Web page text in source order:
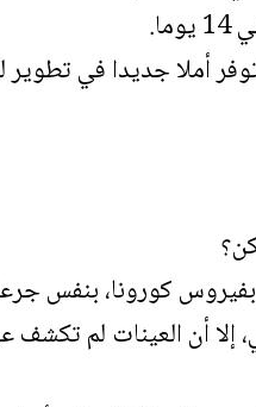
كورونا، بنفس
إلا أن العينات لم